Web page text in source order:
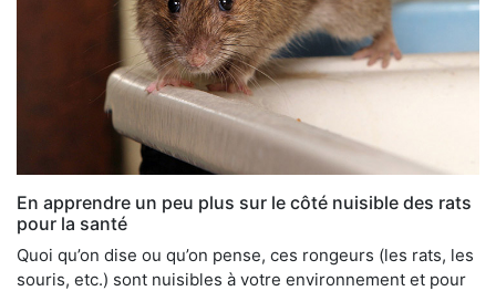
En apprendre un peu plus sur le côté nuisible des rats
pour la santé
Quoi qu’on dise ou qu’on pense, ces rongeurs (les rats, les
souris, etc.) sont nuisibles à votre environnement et pour